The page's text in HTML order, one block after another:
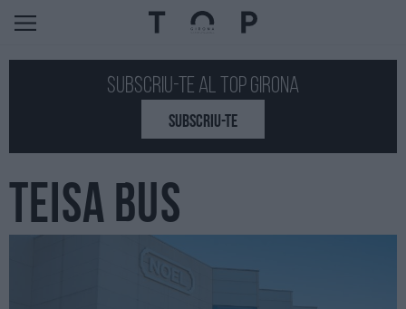
Subscriu-te al Top GIRONA
SUBSCRIU-TE
TEISA BUS